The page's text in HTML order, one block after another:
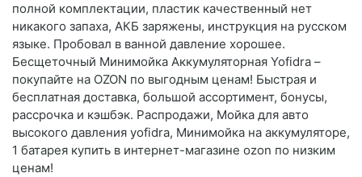
полной комплектации, пластик качественный нет
никакого запаха, АКБ заряжены, инструкция на русском
языке. Пробовал в ванной давление хорошее.
Бесщеточный Минимойка Аккумуляторная Yofidra –
покупайте на OZON по выгодным ценам! Быстрая и
бесплатная доставка, большой ассортимент, бонусы,
рассрочка и кэшбэк. Распродажи, Мойка для авто
высокого давления yofidra, Минимойка на аккумуляторе,
1 батарея купить в интернет-магазине ozon по низким
ценам!